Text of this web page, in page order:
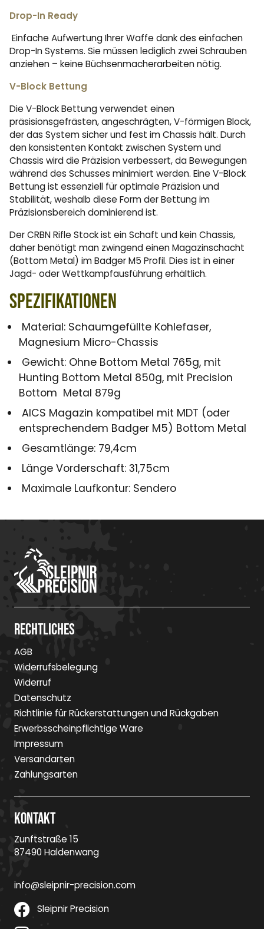
Drop-In Ready
Einfache Aufwertung Ihrer Waffe dank des einfachen
Drop-In Systems. Sie müssen lediglich zwei Schrauben
anziehen – keine Büchsenmacherarbeiten nötig.
V-Block Bettung
Die V-Block Bettung verwendet einen
präsisionsgefrästen, angeschrägten, V-förmigen Block,
der das System sicher und fest im Chassis hält. Durch
den konsistenten Kontakt zwischen System und
Chassis wird die Präzision verbessert, da Bewegungen
während des Schusses minimiert werden. Eine V-Block
Bettung ist essenziell für optimale Präzision und
Stabilität, weshalb diese Form der Bettung im
Präzisionsbereich dominierend ist.
Der CRBN Rifle Stock ist ein Schaft und kein Chassis,
daher benötigt man zwingend einen Magazinschacht
(Bottom Metal) im Badger M5 Profil. Dies ist in einer
Jagd- oder Wettkampfausführung erhältlich.
Spezifikationen
Material: Schaumgefüllte Kohlefaser,
Magnesium Micro-Chassis
Gewicht: Ohne Bottom Metal 765g, mit
Hunting Bottom Metal 850g, mit Precision
Bottom Metal 879g
AICS Magazin kompatibel mit MDT (oder
entsprechendem Badger M5) Bottom Metal
Gesamtlänge: 79,4cm
Länge Vorderschaft: 31,75cm
Maximale Laufkontur: Sendero
Rechtliches
AGB
Widerrufsbelegung
Widerruf
Datenschutz
Richtlinie für Rückerstattungen und Rückgaben
Erwerbsscheinpflichtige Ware
Impressum
Versandarten
Zahlungsarten
Kontakt
Zunftstraße 15
87490 Haldenwang
info@sleipnir-precision.com
Sleipnir Precision